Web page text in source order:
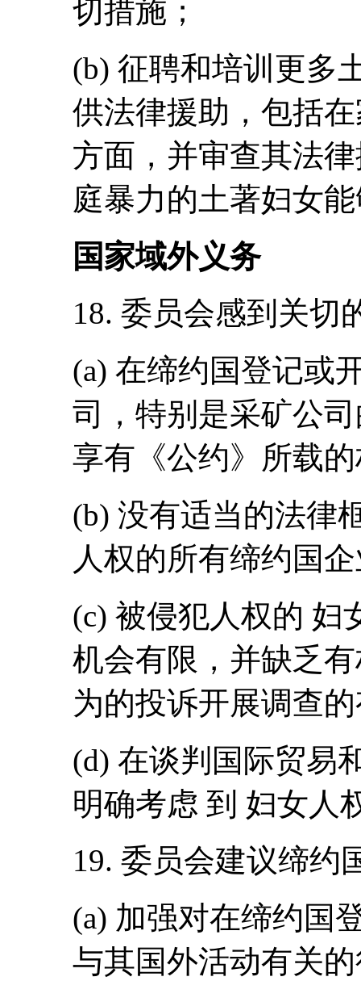
切措施；
(b) 征聘和培训更多
供法律援助，包括
方面，并审查其法
庭暴力的土著妇女
国家域外义务
18. 委员会感到关切
(a) 在缔约国登记或
司，特别是采矿公
享有《公约》所载
(b) 没有适当的法律
人权的所有缔约国
(c) 被侵犯人权的 妇
机会有限，并缺乏
为的投诉开展调查
(d) 在谈判国际贸易
明确考虑 到 妇女人
19. 委员会建议缔约
(a) 加强对在缔约国
与其国外活动有关